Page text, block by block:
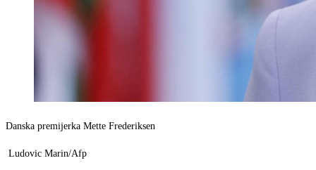
Danska premijerka Mette Frederiksen
Ludovic Marin/Afp